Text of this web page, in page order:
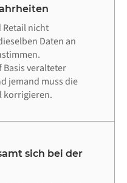
Retail nicht
Daten an
veralteter
jemand muss die
korrigieren.
sich bei der